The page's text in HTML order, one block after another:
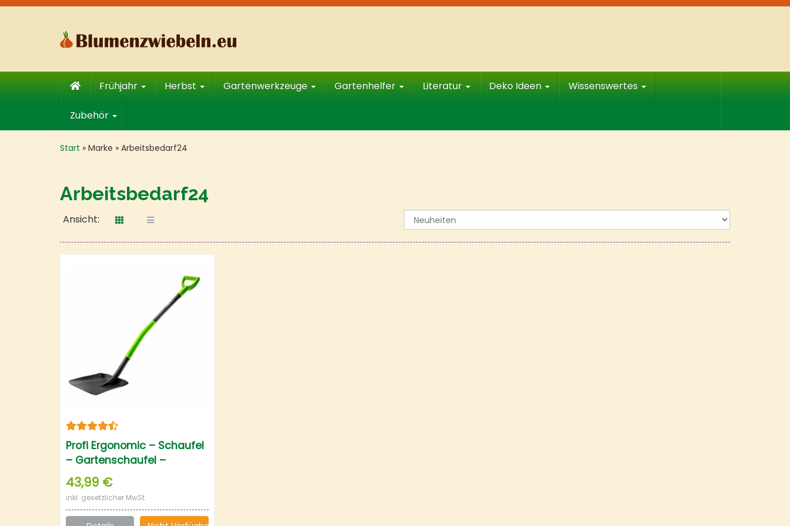
Skip
Frühjahr Herbst Gartenwerkzeuge Gartenhelfer Literatur Deko Ideen Wissenswertes
Zubehör
Start » Marke » Arbeitsbedarf24
Arbeitsbedarf24
Ansicht:
Profi Ergonomic – Schaufel
– Gartenschaufel –
Gärtnerschaufel
43,99 €
inkl. gesetzlicher MwSt.